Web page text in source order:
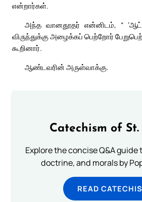
என்றார்கள்.
அந்த வானதூதர் என்னிடம், “
விருந்துக்கு அழைக்கப் பெற்றோர்
கூறினார்.
ஆண்டவரின் அருள்வாக்கு.
Catechism of St.
Explore the concise Q&A
doctrine, and morals by
READ